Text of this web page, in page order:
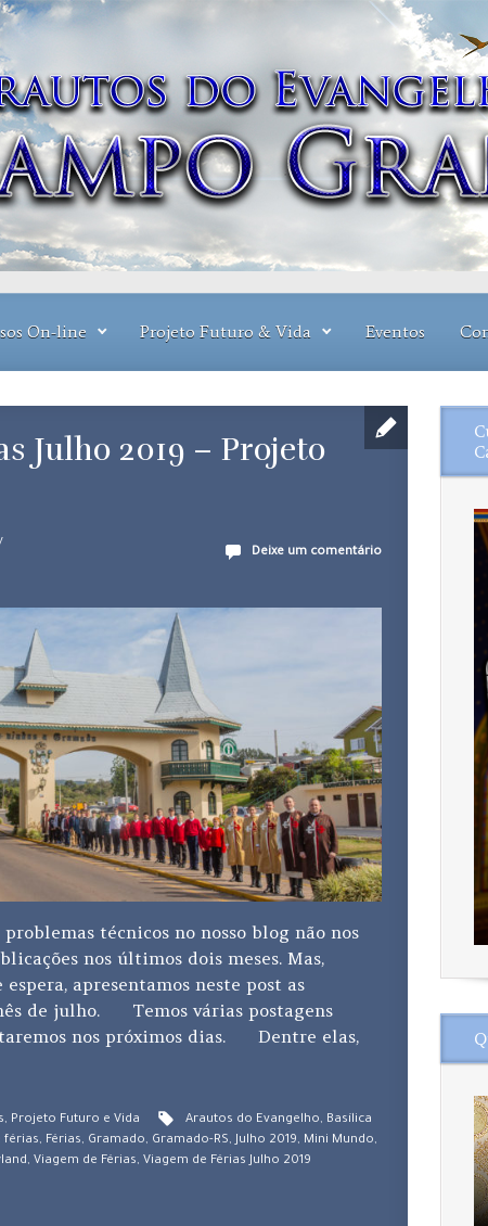
On-line Projeto Futuro & Vida Eventos
Julho 2019 – Projeto
Deixe um comentário
técnicos no nosso blog não nos
nos últimos dois meses. Mas,
apresentamos neste post as
de julho. Temos várias postagens
nos próximos dias. Dentre elas,
, Projeto Futuro e Vida Arautos do Evangelho, Basílica
férias, Férias, Gramado, Gramado-RS,Julho 2019, Mini Mundo,
, Viagem de Férias, Viagem de Férias Julho 2019